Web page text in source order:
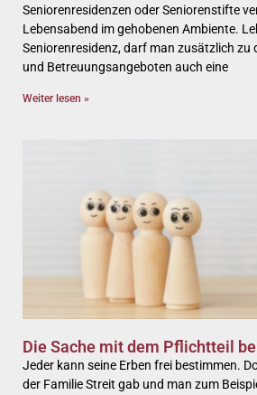
Seniorenresidenzen oder Seniorenstifte
Lebensabend im gehobenen Ambiente.
Seniorenresidenz, darf man zusätzlich zu
und Betreuungsangeboten auch eine
Weiter lesen »
Die Sache mit dem Pflichtteil
Jeder kann seine Erben frei bestimmen.
der Familie Streit gab und man zum